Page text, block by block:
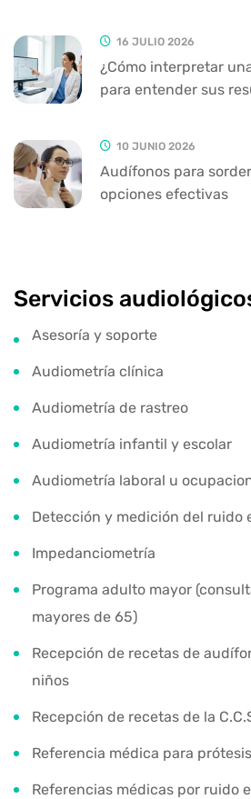
16 JULIO 2026
¿Cómo interpretar
para entender sus
10 JUNIO 2026
Audífonos para
opciones efectivas
Servicios
Asesoría y soporte
Audiometría clínica
Audiometría de rastreo
Audiometría infantil y escolar
Audiometría laboral u
Detección y medición del ruido
Impedanciometría
Programa adulto mayor
mayores de 65)
Recepción de recetas de
niños
Recepción de recetas de la
Referencia médica para
Referencias médicas por ruido